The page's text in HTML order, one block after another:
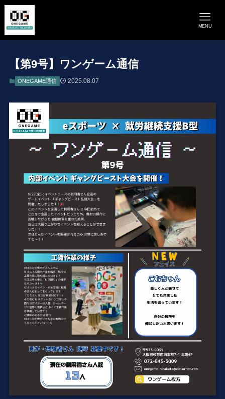
MENU
【第9号】ワンゲーム通信
ONEGAME通信 2025.08.07